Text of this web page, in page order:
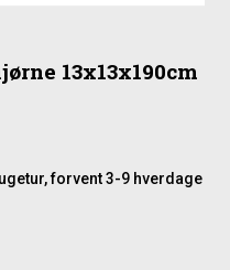
13x13x190cm
forvent 3-9 hverdage